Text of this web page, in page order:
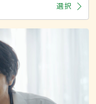
選択